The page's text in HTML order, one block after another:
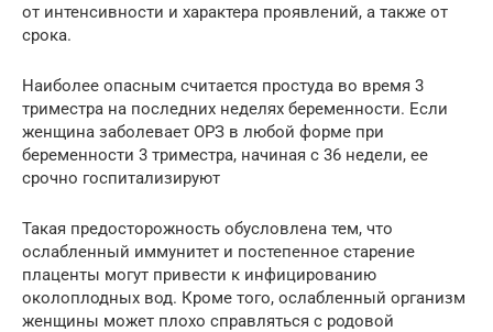
от интенсивности и характера проявлений, а также от
срока.
Наиболее опасным считается простуда во время 3
триместра на последних неделях беременности. Если
женщина заболевает ОРЗ в любой форме при
беременности 3 триместра, начиная с 36 недели, ее
срочно госпитализируют
Такая предосторожность обусловлена тем, что
ослабленный иммунитет и постепенное старение
плаценты могут привести к инфицированию
околоплодных вод. Кроме того, ослабленный организм
женщины может плохо справляться с родовой